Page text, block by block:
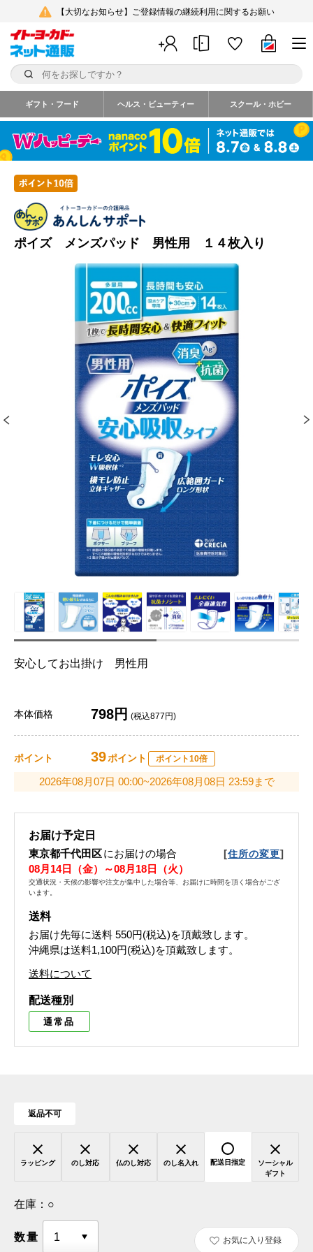
【大切なお知らせ】ご登録情報の継続利用に関するお願い
ギフト・フード ヘルス・ビューティー スクール・ホビー
ポイズ メンズパッド 男性用 １４枚入り
安心してお出掛け 男性用
本体価格 798円 (税込877円)
ポイント 39ポイント ポイント10倍
2026年08月07日 00:00~2026年08月08日 23:59まで
お届け予定日
東京都千代田区にお届けの場合 [住所の変更]
08月14日（金）～08月18日（火）
交通状況・天候の影響や注文が集中した場合等、お届けに時間を頂く場合がござ
います。
送料
お届け先毎に送料 550円(税込)を頂戴致します。
沖縄県は送料1,100円(税込)を頂戴致します。
送料について
配送種別
通常品
返品不可
ラッピング のし対応 仏のし対応 のし名入れ 配送日指定
ソーシャル
ギフト
在庫： ○
数量 お気に入り登録